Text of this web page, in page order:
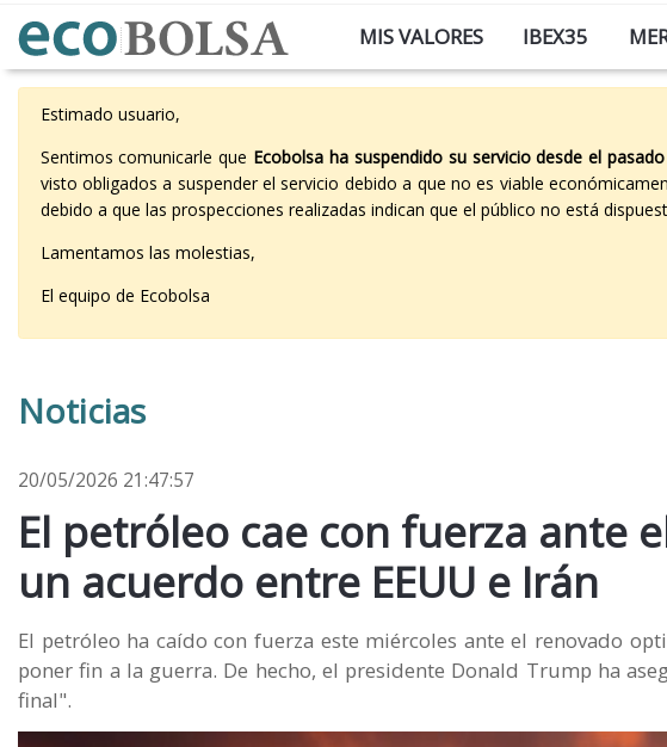
MIS VALORES IBEX35
Estimado usuario,
Sentimos comunicarle que Ecobolsa ha suspendido su servicio desde el
visto obligados a suspender el servicio debido a que no es viable
debido a que las prospecciones realizadas indican que el público no está
Lamentamos las molestias,
El equipo de Ecobolsa
Noticias
20/05/2026 21:47:57
El petróleo cae con fuerza ante
un acuerdo entre EEUU e Irán
El petróleo ha caído con fuerza este miércoles ante el renovado
poner fin a la guerra. De hecho, el presidente Donald Trump ha
final".